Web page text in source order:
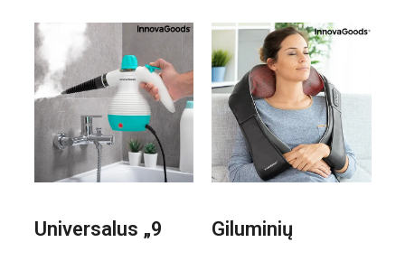
Universalus „9
Giluminių